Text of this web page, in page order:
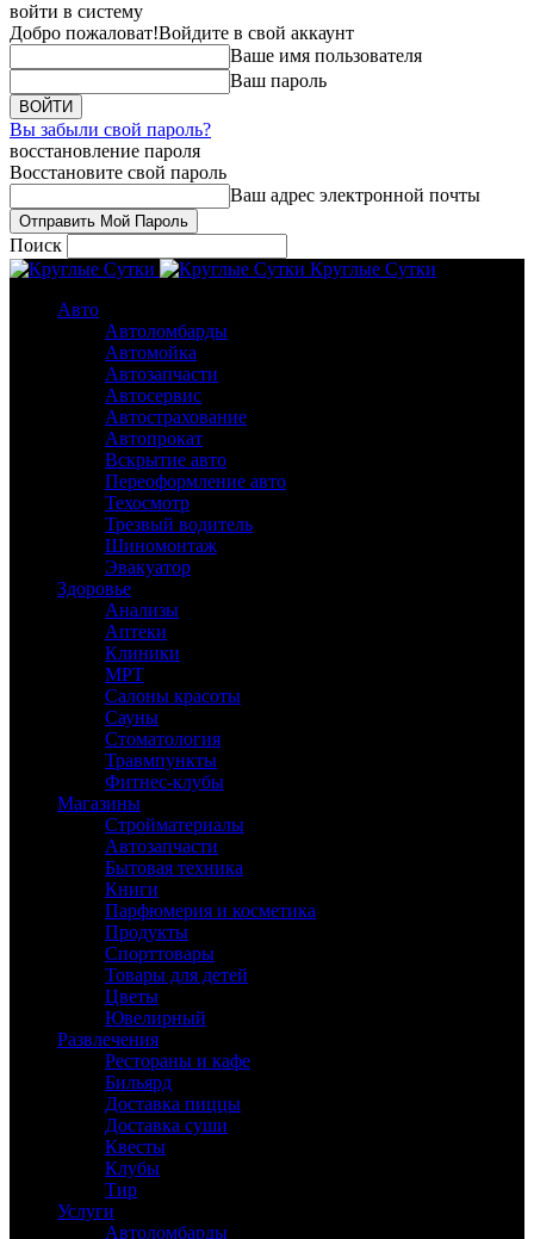
войти в систему
Добро пожаловат!Войдите в свой аккаунт
Ваше имя пользователя
Ваш пароль
Вы забыли свой пароль?
восстановление пароля
Восстановите свой пароль
Ваш адрес электронной почты
Поиск
Круглые Сутки
Авто
Автоломбарды
Автомойка
Автозапчасти
Автосервис
Автострахование
Автопрокат
Вскрытие авто
Переоформление авто
Техосмотр
Трезвый водитель
Шиномонтаж
Эвакуатор
Здоровье
Анализы
Аптеки
Клиники
МРТ
Салоны красоты
Сауны
Стоматология
Травмпункты
Фитнес-клубы
Магазины
Стройматериалы
Автозапчасти
Бытовая техника
Книги
Парфюмерия и косметика
Продукты
Спорттовары
Товары для детей
Цветы
Ювелирный
Развлечения
Рестораны и кафе
Бильярд
Доставка пиццы
Доставка суши
Квесты
Клубы
Тир
Услуги
Автоломбарды